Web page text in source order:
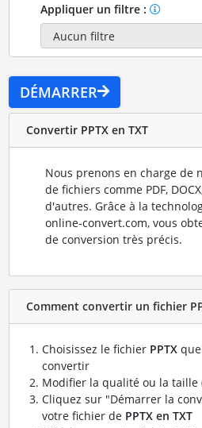
Appliquer un filtre :
DÉMARRER
Convertir PPTX en TXT
Nous prenons en charge de
de fichiers comme PDF,
d'autres. Grâce à la
online-convert.com, vous
de conversion très précis.
Comment convertir un fichier
Choisissez le fichier PPTXque
convertir
Modifier la qualité ou la taille
Cliquez sur "Démarrer la
votre fichier de PPTX en TXT